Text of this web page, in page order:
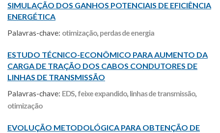
SIMULAÇÃO DOS GANHOS POTENCIAIS DE EFICIÊNCIA
ENERGÉTICA
Palavras-chave: otimização, perdas de energia
ESTUDO TÉCNICO-ECONÔMICO PARA AUMENTO DA
CARGA DE TRAÇÃO DOS CABOS CONDUTORES DE
LINHAS DE TRANSMISSÃO
Palavras-chave: EDS, feixe expandido, linhas de transmissão,
otimização
EVOLUÇÃO METODOLÓGICA PARA OBTENÇÃO DE